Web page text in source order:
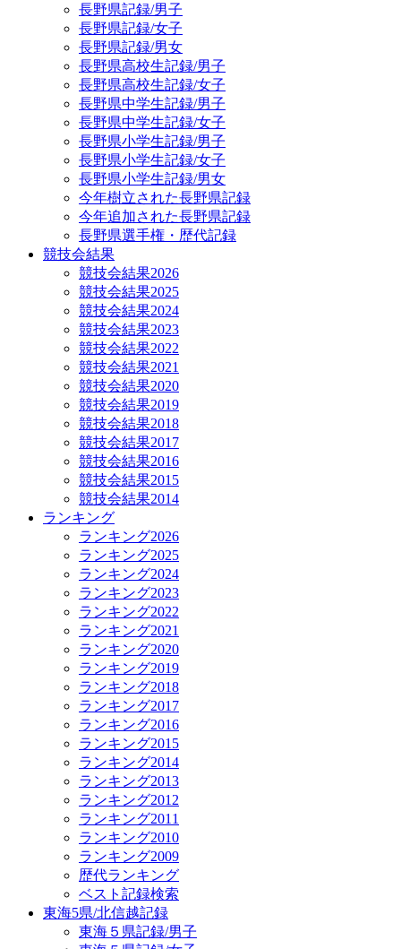
長野県記録/男子
長野県記録/女子
長野県記録/男女
長野県高校生記録/男子
長野県高校生記録/女子
長野県中学生記録/男子
長野県中学生記録/女子
長野県小学生記録/男子
長野県小学生記録/女子
長野県小学生記録/男女
今年樹立された長野県記録
今年追加された長野県記録
長野県選手権・歴代記録
競技会結果
競技会結果2026
競技会結果2025
競技会結果2024
競技会結果2023
競技会結果2022
競技会結果2021
競技会結果2020
競技会結果2019
競技会結果2018
競技会結果2017
競技会結果2016
競技会結果2015
競技会結果2014
ランキング
ランキング2026
ランキング2025
ランキング2024
ランキング2023
ランキング2022
ランキング2021
ランキング2020
ランキング2019
ランキング2018
ランキング2017
ランキング2016
ランキング2015
ランキング2014
ランキング2013
ランキング2012
ランキング2011
ランキング2010
ランキング2009
歴代ランキング
ベスト記録検索
東海5県/北信越記録
東海５県記録/男子